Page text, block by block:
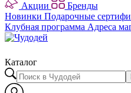
Акции
Бренды
Новинки Подарочные
Клубная программа Адреса
Каталог